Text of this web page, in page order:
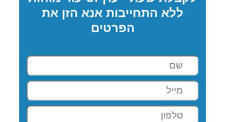
ללא התחייבות אנא הזן את
הפרטים